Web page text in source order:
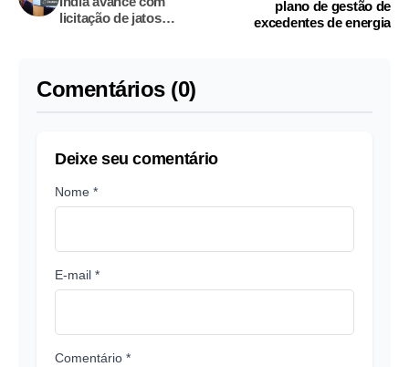
licitação de jatos
plano de gestão de
excedentes de energia
Comentários (0)
Deixe seu comentário
Nome *
E-mail *
Comentário *